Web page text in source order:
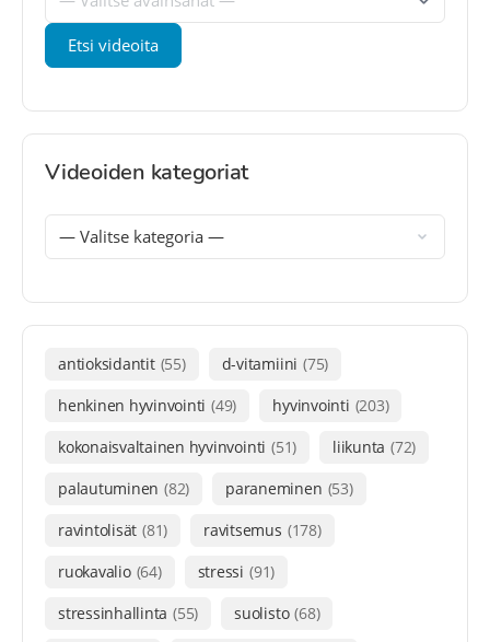
Videoiden kategoriat
antioksidantit (55) d-vitamiini (75)
henkinen hyvinvointi (49) hyvinvointi (203)
kokonaisvaltainen hyvinvointi (51) liikunta (72)
palautuminen (82) paraneminen (53)
ravintolisät (81) ravitsemus (178)
ruokavalio (64) stressi (91)
stressinhallinta (55) suolisto (68)